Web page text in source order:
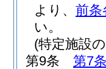
より、 前条
い。
(特定施設
第9条
第7